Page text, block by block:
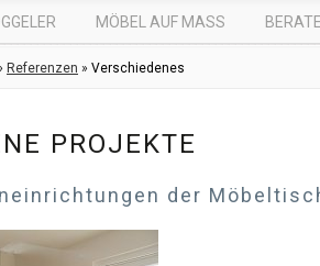
MÖBEL AUF MASS
Referenzen » Verschiedenes
PROJEKTE
der